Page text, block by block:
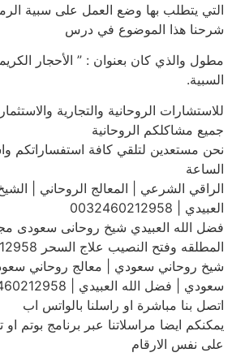
التي يتطلب بها وضع العمل على سبية
شرحنا هذا الموضوع في درس
مطول والذي كان بعنوان : ” الأحجار
السبية.
للاستشارات الروحانية والتجارية
جميع مشاكلكم الروحانية
نحن مستعدين لتلقي كافة استفساراتكم
الساعة
الراقي الشرعي | المعالج الروحاني |
العبيدي | 0032460212958
فضل الله العبيدي شيخ روحانى سعودى
المطلقه وفتح النصيب علاج السحر 0032460212958
شيخ روحاني سعودي | معالج روحاني
سعودي | فضل الله العبيدي | 0032460212958
اتصل بنا مباشرة او راسلنا بالواتس اب
يمكنكم ايضا مراسلاتنا عبر برنامج بوتم او
على نفس الارقام